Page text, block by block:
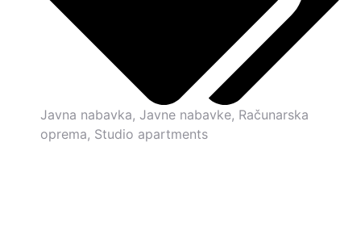
Javna nabavka, Javne nabavke, Računarska
oprema, Studio apartments